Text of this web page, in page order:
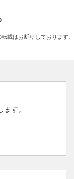
載はお断りしております。
す。